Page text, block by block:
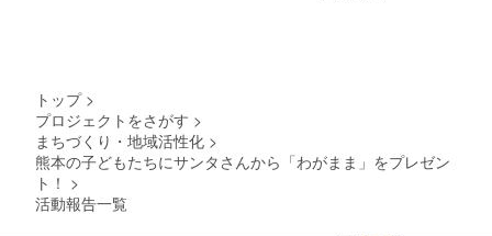
熊本復
興支援
暮らし
づくり
トップ >
プロジェクトをさがす >
まちづくり・地域活性化 >
熊本の子どもたちにサンタさんから「わがまま」をプレゼン
ト！ >
活動報告一覧